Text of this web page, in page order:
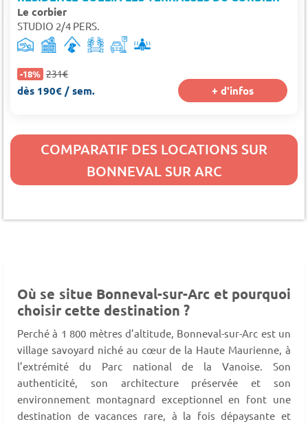
Le corbier
STUDIO 2/4 PERS.
-18% 231€
dès 190€ / sem. + d'infos
COMPARATIF DES LOCATIONS SUR
BONNEVAL SUR ARC
Où se situe Bonneval-sur-Arc et pourquoi
choisir cette destination ?
Perché à 1 800 mètres d’altitude, Bonneval-sur-Arc est un
village savoyard niché au cœur de la Haute Maurienne, à
l’extrémité du Parc national de la Vanoise. Son
authenticité, son architecture préservée et son
environnement montagnard exceptionnel en font une
destination de vacances rare, à la fois dépaysante et